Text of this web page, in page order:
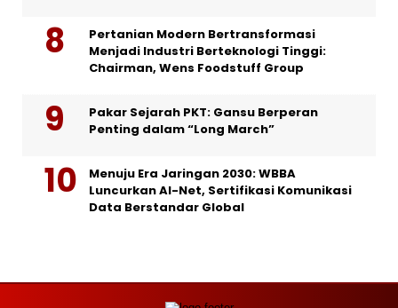
Pertanian Modern Bertransformasi
Menjadi Industri Berteknologi Tinggi:
Chairman, Wens Foodstuff Group
Pakar Sejarah PKT: Gansu Berperan
Penting dalam “Long March”
Menuju Era Jaringan 2030: WBBA
Luncurkan AI-Net, Sertifikasi Komunikasi
Data Berstandar Global